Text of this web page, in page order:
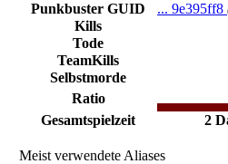
Punkbuster GUID
... 9e395ff8
Kills
Tode
TeamKills
Selbstmorde
Ratio
Gesamtspielzeit
2
Meist verwendete Aliases